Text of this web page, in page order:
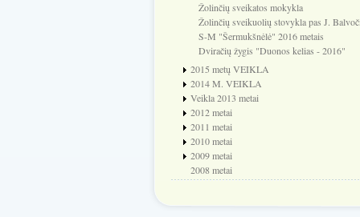
Žolinčių sveikatos mokykla
Žolinčių sveikuolių stovykla pas J.
S-M "Šermukšnėlė" 2016 metais
Dviračių žygis "Duonos kelias - 2016"
2015 metų VEIKLA
2014 M. VEIKLA
Veikla 2013 metai
2012 metai
2011 metai
2010 metai
2009 metai
2008 metai